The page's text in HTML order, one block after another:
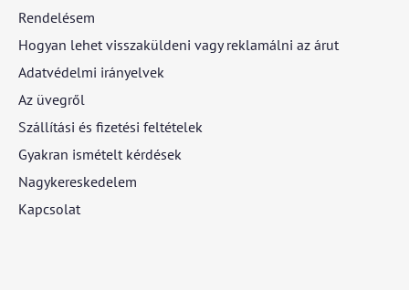
Rendelésem
Hogyan lehet visszaküldeni vagy reklamálni az árut
Adatvédelmi irányelvek
Az üvegről
Szállítási és fizetési feltételek
Gyakran ismételt kérdések
Nagykereskedelem
Kapcsolat